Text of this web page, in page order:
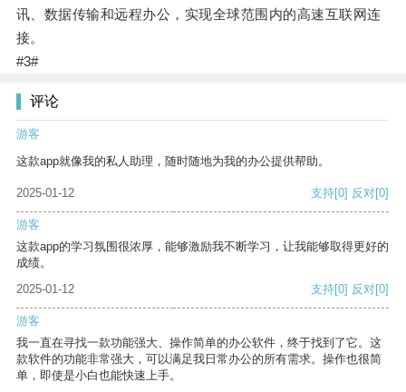
讯、数据传输和远程办公，实现全球范围内的高速互联网连
接。
#3#
评论
游客
这款app就像我的私人助理，随时随地为我的办公提供帮助。
2025-01-12 支持[0] 反对[0]
游客
这款app的学习氛围很浓厚，能够激励我不断学习，让我能够取得更好的
成绩。
2025-01-12
支持[0] 反对[0]
游客
我一直在寻找一款功能强大、操作简单的办公软件，终于找到了它。这
款软件的功能非常强大，可以满足我日常办公的所有需求。操作也很简
单，即使是小白也能快速上手。